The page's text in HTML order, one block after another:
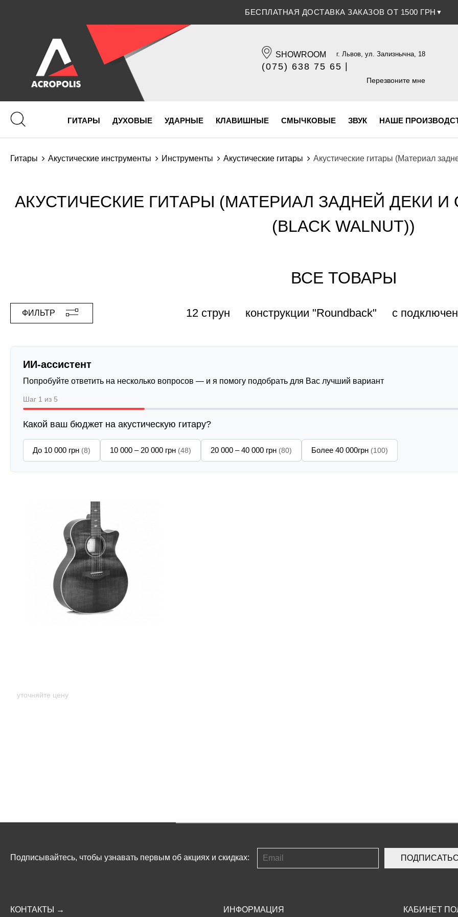
БЕСПЛАТНАЯ ДОСТАВКА ЗАКАЗОВ ОТ 1500 ГРН ▼
SHOWROOM г. Львов, ул. Зализнычна, 18
(075) 638 75 65
(096) 609 84 32
Перезвоните мне
ГИТАРЫ ДУХОВЫЕ УДАРНЫЕ КЛАВИШНЫЕ СМЫЧКОВЫЕ ЗВУК НАШЕ
Гитары Акустические инструменты Инструменты Акустические гитары Акустические гитары (Материал
АКУСТИЧЕСКИЕ ГИТАРЫ (МАТЕРИАЛ ЗАДНЕЙ ДЕКИ
(BLACK WALNUT))
ВСЕ ТОВАРЫ
12 струн конструкции "Roundback" с
ФИЛЬТР
ИИ-ассистент
Попробуйте ответить на несколько вопросов — и я помогу подобрать для Вас лучший вариант
Шаг 1 из 5
Какой ваш бюджет на акустическую гитару?
До 10 000 грн (8) 10 000 – 20 000 грн (48) 20 000 – 40 000 грн (80) Более 40 000грн (100)
уточняйте цену
Подписывайтесь, чтобы узнавать первым об акциях и скидках:
КОНТАКТЫ → ИНФОРМАЦИЯ КАБИНЕТ